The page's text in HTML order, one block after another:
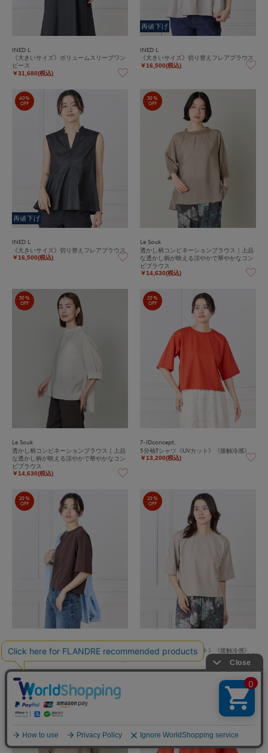
INED L
《大きいサイズ》ボリュームスリーブワン
ピース
￥31,680(税込)
再値下げ
INED L
《大きいサイズ》切り替えフレアブラウス
￥16,500(税込)
40%
OFF
再値下げ
INED L
《大きいサイズ》切り替えフレアブラウス
￥16,500(税込)
30%
OFF
Le Souk
透かし柄コンビネーションブラウス｜上品
な透かし柄が映える涼やかで華やかなコン
ビブラウス
￥14,630(税込)
30%
OFF
Le Souk
透かし柄コンビネーションブラウス｜上品
な透かし柄が映える涼やかで華やかなコン
ビブラウス
￥14,630(税込)
20%
OFF
7-IDconcept.
5分袖Tシャツ《UVカット》《接触冷感》
￥13,200(税込)
20%
OFF
7-IDconcept.
5分袖Tシャツ《UVカット》《接触冷感》
20%
OFF
7-IDconcept.
5分袖Tシャツ《UVカット》《接触冷感》
￥13,200(税込)
30%
OFF